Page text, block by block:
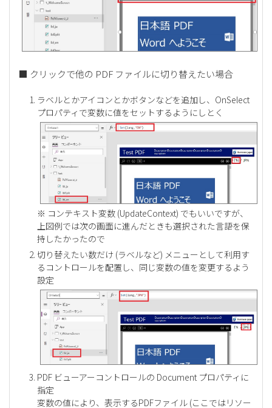
■ クリックで他の PDF ファイルに切り替えたい場合
ラベルとかアイコンとかボタンなどを追加し、OnSelect
プロパティで変数に値をセットするようにしとく
※ コンテキスト変数 (UpdateContext) でもいいですが、
上図例では次の画面に進んだときも選択された言語を保
持したかったので
切り替えたい数だけ (ラベルなど) メニューとして利用す
るコントロールを配置し、同じ変数の値を変更するよう
設定
PDF ビューアーコントロールの Document プロパティに
指定
変数の値により、表示するPDFファイル (ここではリソー